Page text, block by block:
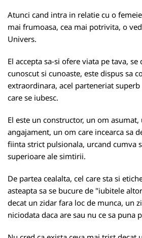
Atunci cand intra in relatie cu o
mai frumoasa, cea mai potrivita, o
Univers.
El accepta sa-si ofere viata pe tava, se
cunoscut si cunoaste, este dispus sa
extraordinara, acel parteneriat
care se iubesc.
El este un constructor, un om
angajament, un om care incearca sa
fiinta strict pulsionala, urcand cumva
superioare ale simtirii.
De partea cealalta, cel care sta si
asteapta sa se bucure de "iubitele
decat un zidar fara loc de munca, un
niciodata daca are sau nu ce sa puna